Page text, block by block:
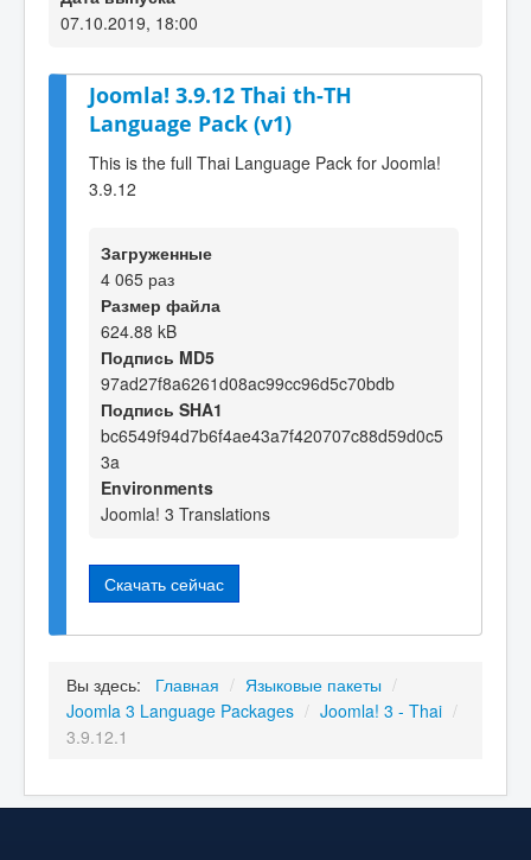
07.10.2019, 18:00
Joomla! 3.9.12 Thai th-TH
Language Pack (v1)
This is the full Thai Language Pack for Joomla!
3.9.12
Загруженные
4 065 раз
Размер файла
624.88 kB
Подпись MD5
97ad27f8a6261d08ac99cc96d5c70bdb
Подпись SHA1
bc6549f94d7b6f4ae43a7f420707c88d59d0c5
3a
Environments
Joomla! 3 Translations
Скачать сейчас
Вы здесь: Главная / Языковые пакеты /
Joomla 3 Language Packages / Joomla! 3 - Thai /
3.9.12.1